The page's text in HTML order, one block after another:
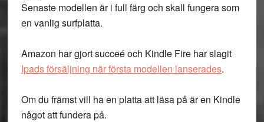
Senaste modellen är i full färg och skall fungera som
en vanlig surfplatta.
Amazon har gjort succeé och Kindle Fire har slagit
Ipads försäljning när första modellen lanserades.
Om du främst vill ha en platta att läsa på är en Kindle
något att fundera på.